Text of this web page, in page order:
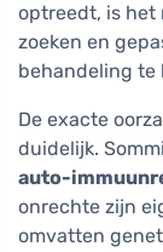
optreedt, is het
zoeken en
behandeling te
De exacte
duidelijk.
auto-
onrechte zijn
omvatten